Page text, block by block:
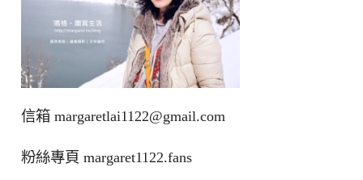
信箱 margaretlai1122@gmail.com
粉絲專頁 margaret1122.fans